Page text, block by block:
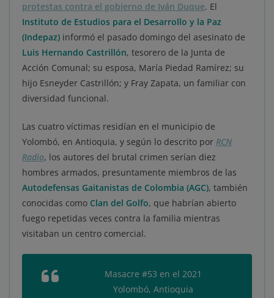
protestas contra el gobierno de Iván Duque. El
Instituto de Estudios para el Desarrollo y la Paz
(Indepaz) informó el pasado domingo del asesinato de
Luis Hernando Castrillón, tesorero de la Junta de
Acción Comunal; su esposa, María Piedad Ramírez; su
hijo Esneyder Castrillón; y Fray Zapata, un familiar con
diversidad funcional.
Las cuatro víctimas residían en el municipio de
Yolombó, en Antioquia, y según lo descrito por RCN
Radio, los autores del brutal crimen serían diez
hombres armados, presuntamente miembros de las
Autodefensas Gaitanistas de Colombia (AGC), también
conocidas como Clan del Golfo, que habrían abierto
fuego repetidas veces contra la familia mientras
visitaban un centro comercial.
Masacre #53 en el 2021
Yolombó, Antioquia